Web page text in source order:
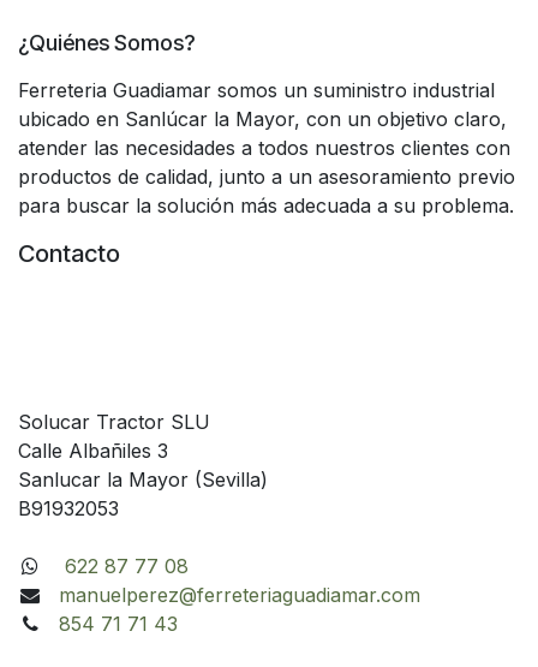
¿Quiénes Somos?
Ferreteria Guadiamar somos un suministro industrial
ubicado en Sanlúcar la Mayor, con un objetivo claro,
atender las necesidades a todos nuestros clientes con
productos de calidad, junto a un asesoramiento previo
para buscar la solución más adecuada a su problema.
Contacto
Solucar Tractor SLU
Calle Albañiles 3
Sanlucar la Mayor (Sevilla)
B91932053
622 87 77 08
manuelperez@ferreteriaguadiamar.com
854 71 71 43